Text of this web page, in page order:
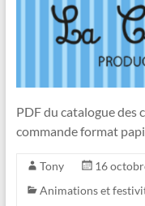
PDF du catalogue des
commande format
Tony
16
Animations et